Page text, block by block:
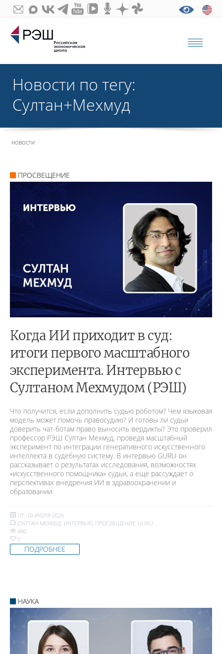
Новости по тегу:
Султан+Мехмуд
НОВОСТИ
ПРОСВЕЩЕНИЕ
Когда ИИ приходит в суд:
итоги первого масштабного
эксперимента. Интервью с
Султаном Мехмудом (РЭШ)
Что получится, если дополнить судью роботом? Чем языковая
модель может помочь правосудию? И готовы ли судьи
доверить чат-ботам право выносить вердикты? Это проверил
профессор РЭШ Султан Мехмуд, проведя масштабный
эксперимент по интеграции генеративного искусственного
интеллекта в судебную систему. В интервью GURU он
рассказывает о результатах исследования, возможностях
«искусственного помощника» судьи, а еще рассуждает о
перспективах внедрения ИИ в здравоохранении и
образовании.
ПТ, 10 ИЮЛЯ 2026
СУЛТАН МЕХМУД, ИНТЕРВЬЮ, ПРОСВЕЩЕНИЕ, GURU
480
5
ПОДРОБНЕЕ
НАУКА